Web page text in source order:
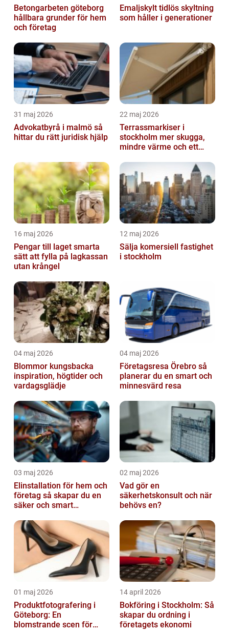
Betongarbeten göteborg
hållbara grunder för hem
och företag
Emaljskylt tidlös skyltning
som håller i generationer
31 maj 2026
Advokatbyrå i malmö så
hittar du rätt juridisk hjälp
22 maj 2026
Terrassmarkiser i
stockholm mer skugga,
mindre värme och ett
16 maj 2026
Pengar till laget smarta
sätt att fylla på lagkassan
utan krångel
12 maj 2026
Sälja komersiell fastighet
i stockholm
04 maj 2026
Blommor kungsbacka
inspiration, högtider och
vardagsglädje
04 maj 2026
Företagsresa Örebro så
planerar du en smart och
minnesvärd resa
03 maj 2026
Elinstallation för hem och
företag så skapar du en
säker och smart
02 maj 2026
Vad gör en
säkerhetskonsult och när
behövs en?
01 maj 2026
Produktfotografering i
Göteborg: En
blomstrande scen för
14 april 2026
Bokföring i Stockholm: Så
skapar du ordning i
företagets ekonomi